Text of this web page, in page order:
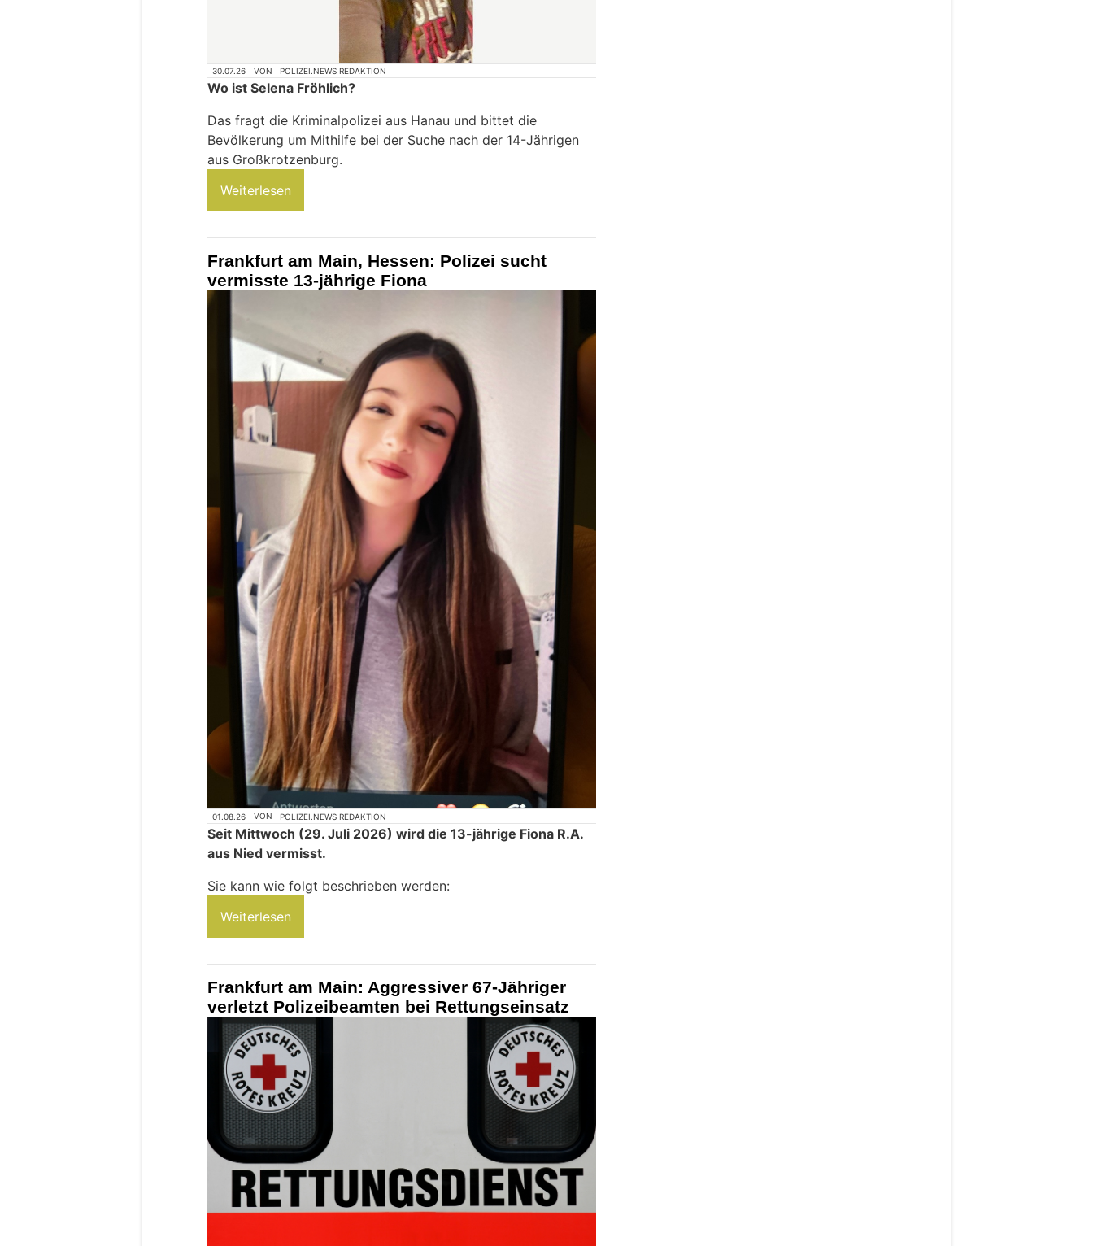
30.07.26 VON POLIZEI.NEWS REDAKTION
Wo ist Selena Fröhlich?
Das fragt die Kriminalpolizei aus Hanau und bittet die
Bevölkerung um Mithilfe bei der Suche nach der 14-Jährigen
aus Großkrotzenburg.
Weiterlesen
Frankfurt am Main, Hessen: Polizei sucht
vermisste 13-jährige Fiona
01.08.26 VON POLIZEI.NEWS REDAKTION
Seit Mittwoch (29. Juli 2026) wird die 13-jährige Fiona R.A.
aus Nied vermisst.
Sie kann wie folgt beschrieben werden:
Weiterlesen
Frankfurt am Main: Aggressiver 67-Jähriger
verletzt Polizeibeamten bei Rettungseinsatz